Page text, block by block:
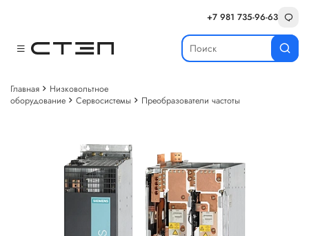
+7 981 735-96-63
Главная
Низковольтное
оборудование
Сервосистемы Преобразователи частоты